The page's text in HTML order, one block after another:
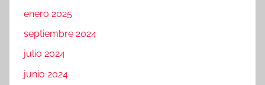
enero 2025
septiembre 2024
julio 2024
junio 2024